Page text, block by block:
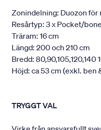
Zonindelning: Duozon
Resårtyp: 3 x Pocket/
Träram: 16 cm
Längd: 200 och 210 cm
Bredd: 80,90,105,120,140
Höjd: ca 53 cm (exkl. ben
TRYGGT VAL